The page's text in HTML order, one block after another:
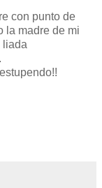
con punto de
la madre de mi
liada